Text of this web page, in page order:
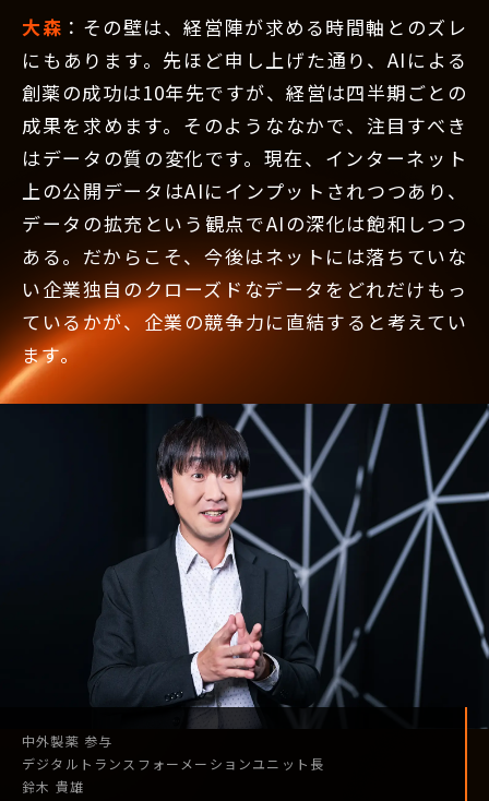
大森 ：その壁は、経営陣が求める時間軸とのズレ
にもあります。先ほど申し上げた通り、AIによる
創薬の成功は10年先ですが、経営は四半期ごとの
成果を求めます。そのようななかで、注目すべき
はデータの質の変化です。現在、インターネット
上の公開データはAIにインプットされつつあり、
データの拡充という観点でAIの深化は飽和しつつ
ある。だからこそ、今後はネットには落ちていな
い企業独自のクローズドなデータをどれだけもっ
ているかが、企業の競争力に直結すると考えてい
ます。
中外製薬 参与
デジタル トランスフォーメーションユニット長
鈴木 貴雄